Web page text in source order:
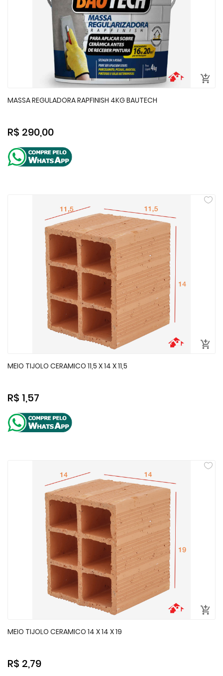
MASSA REGULADORA RAPFINISH 4KG BAUTECH
R$ 290,00
MEIO TIJOLO CERAMICO 11,5 X 14 X 11,5
R$ 1,57
MEIO TIJOLO CERAMICO 14 X 14 X 19
R$ 2,79